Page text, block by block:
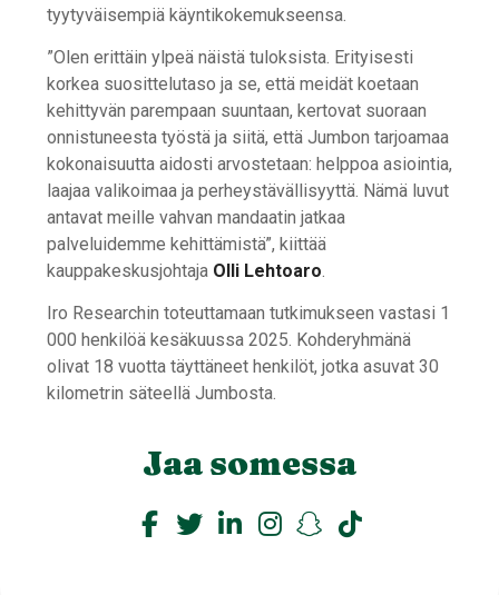
tyytyväisempiä käyntikokemukseensa.
”Olen erittäin ylpeä näistä tuloksista. Erityisesti
korkea suosittelutaso ja se, että meidät koetaan
kehittyvän parempaan suuntaan, kertovat suoraan
onnistuneesta työstä ja siitä, että Jumbon tarjoamaa
kokonaisuutta aidosti arvostetaan: helppoa asiointia,
laajaa valikoimaa ja perheystävällisyyttä. Nämä luvut
antavat meille vahvan mandaatin jatkaa
palveluidemme kehittämistä”, kiittää
kauppakeskusjohtaja Olli Lehtoaro
Iro Researchin toteuttamaan tutkimukseen vastasi 1
000 henkilöä kesäkuussa 2025. Kohderyhmänä
olivat 18 vuotta täyttäneet henkilöt, jotka asuvat 30
kilometrin säteellä Jumbosta.
Jaa somessa